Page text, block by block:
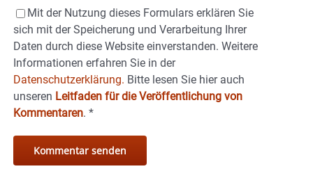
Mit der Nutzung dieses Formulars erklären Sie
sich mit der Speicherung und Verarbeitung Ihrer
Daten durch diese Website einverstanden. Weitere
Informationen erfahren Sie in der
Datenschutzerklärung. Bitte lesen Sie hier auch
unseren Leitfaden für die Veröffentlichung von
Kommentaren. *